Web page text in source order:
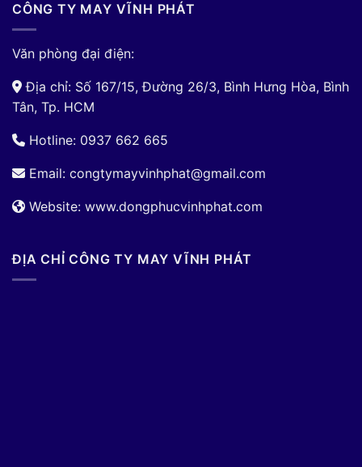
CÔNG TY MAY VĨNH PHÁT
Văn phòng đại điện:
Địa chỉ: Số 167/15, Đường 26/3, Bình Hưng Hòa, Bình
Tân, Tp. HCM
Hotline: 0937 662 665
Email: congtymayvinhphat@gmail.com
Website: www.dongphucvinhphat.com
ĐỊA CHỈ CÔNG TY MAY VĨNH PHÁT